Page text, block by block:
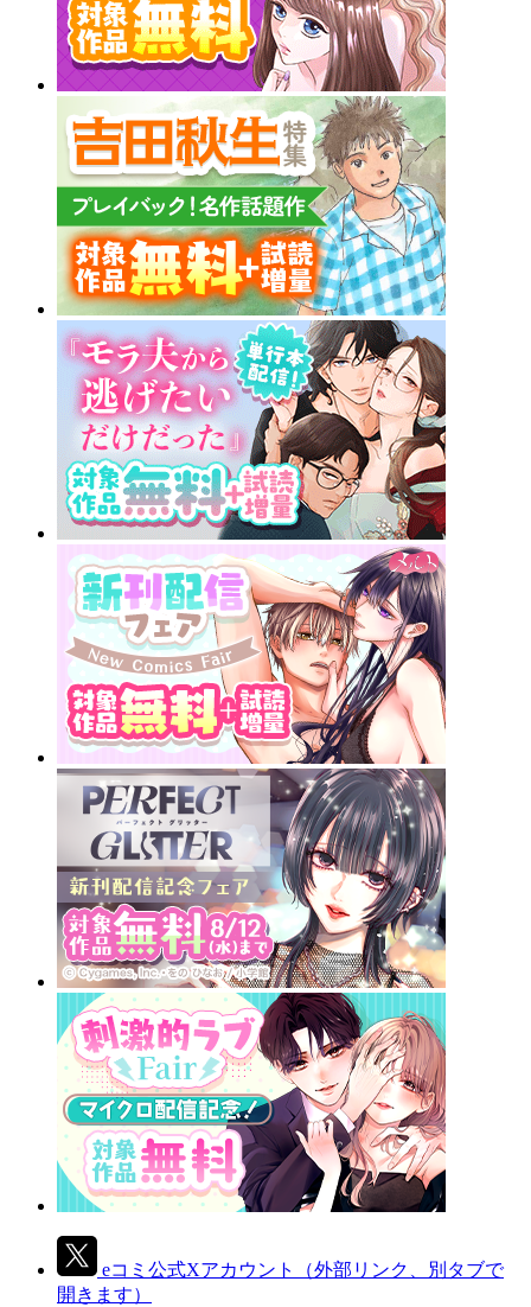
eコミ公式Xアカウント
（外部リンク、別タブで
開きます）